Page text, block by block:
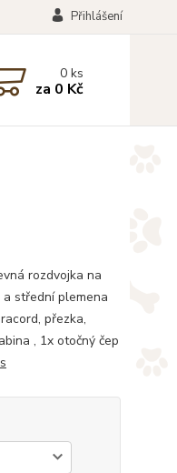
Přihlášení
0ks
za 0 Kč
rozdvojka na
střední plemena
přezka,
, 1x otočný čep